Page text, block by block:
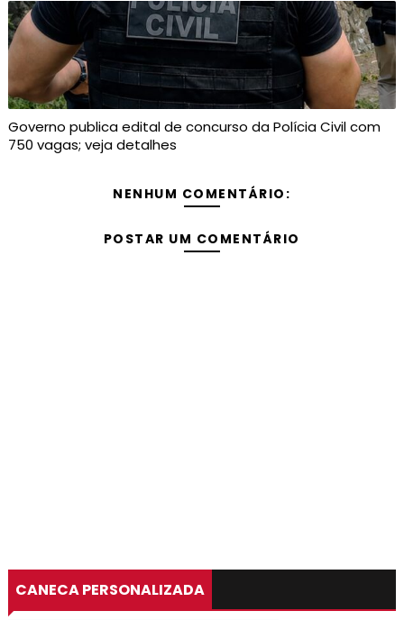
Governo publica edital de concurso da Polícia Civil com
750 vagas; veja detalhes
NENHUM COMENTÁRIO:
POSTAR UM COMENTÁRIO
CANECA PERSONALIZADA